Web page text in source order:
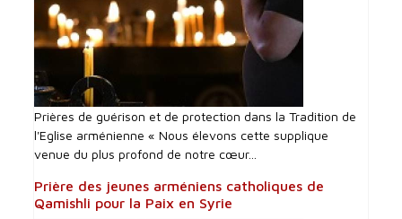
Prières de guérison et de protection dans la Tradition de
l'Eglise arménienne « Nous élevons cette supplique
venue du plus profond de notre cœur...
Prière des jeunes arméniens catholiques de
Qamishli pour la Paix en Syrie